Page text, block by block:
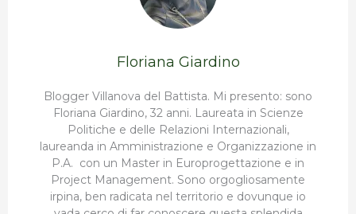
Floriana Giardino
Blogger Villanova del Battista. Mi presento: sono
Floriana Giardino, 32 anni. Laureata in Scienze
Politiche e delle Relazioni Internazionali,
laureanda in Amministrazione e Organizzazione in
P.A. con un Master in Europrogettazione e in
Project Management. Sono orgogliosamente
irpina, ben radicata nel territorio e dovunque io